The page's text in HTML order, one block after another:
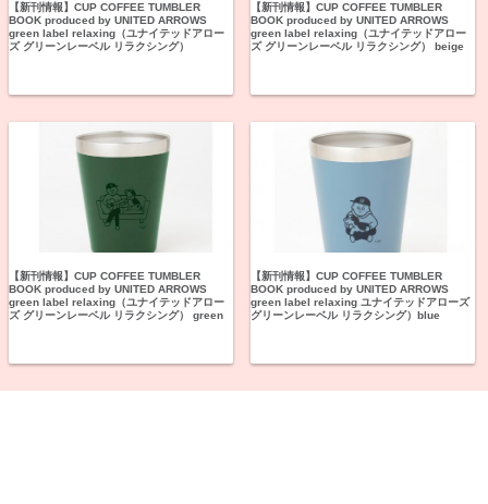
【新刊情報】CUP COFFEE TUMBLER
BOOK produced by UNITED ARROWS
green label relaxing（ユナイテッドアロー
ズ グリーンレーベル リラクシング）
【新刊情報】CUP COFFEE TUMBLER
BOOK produced by UNITED ARROWS
green label relaxing（ユナイテッドアロー
ズ グリーンレーベル リラクシング） beige
【新刊情報】CUP COFFEE TUMBLER
BOOK produced by UNITED ARROWS
green label relaxing（ユナイテッドアロー
ズ グリーンレーベル リラクシング） green
【新刊情報】CUP COFFEE TUMBLER
BOOK produced by UNITED ARROWS
green label relaxing ユナイテッドアローズ
グリーンレーベル リラクシング）blue